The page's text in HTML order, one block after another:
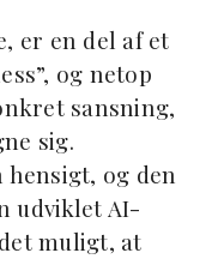
er en del af et
og netop
sansning,
sig.
og den
udviklet AI-
muligt, at